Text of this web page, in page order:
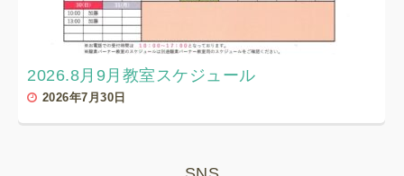
2026.8月9月教室スケジュール
2026年7月30日